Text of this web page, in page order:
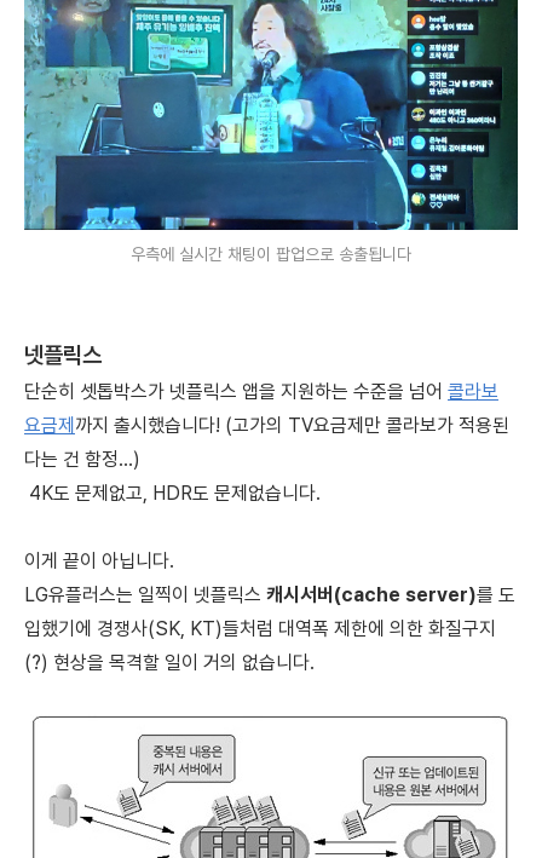
우측에 실시간 채팅이 팝업으로 송출됩니다
넷플릭스
단순히 셋톱박스가 넷플릭스 앱을 지원하는 수준을 넘어 콜라보
요금제 까지 출시했습니다! (고가의 TV요금제만 콜라보가 적용된
다는 건 함정...)
4K도 문제없고, HDR도 문제없습니다.
이게 끝이 아닙니다.
LG유플러스는 일찍이 넷플릭스 캐시서버(cache server)를 도
입했기에 경쟁사(SK, KT)들처럼 대역폭 제한에 의한 화질구지
(?) 현상을 목격할 일이 거의 없습니다.